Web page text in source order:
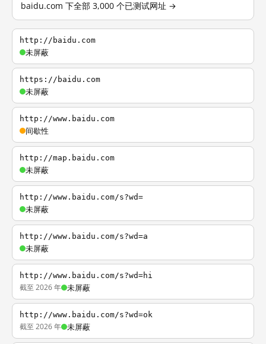
baidu.com 下全部 3,000 个已测试网址 →
http://baidu.com
未屏蔽
https://baidu.com
未屏蔽
http://www.baidu.com
间歇性
http://map.baidu.com
未屏蔽
http://www.baidu.com/s?wd=
未屏蔽
http://www.baidu.com/s?wd=a
未屏蔽
http://www.baidu.com/s?wd=hi
截至 2026 年 未屏蔽
http://www.baidu.com/s?wd=ok
截至 2026 年 未屏蔽